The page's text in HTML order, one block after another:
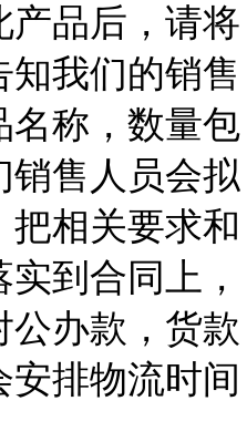
产品后，请将
我们的销售
名称，数量包
销售人员会拟
把相关要求和
到合同上，
公办款，货款
排物流时间